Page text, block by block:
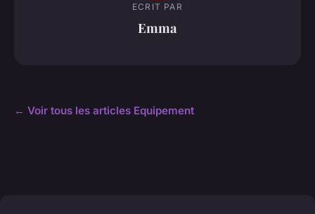
ECRIT PAR
Emma
← Voir tous les articles Equipement